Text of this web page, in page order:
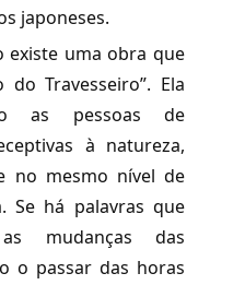
japoneses.
existe uma obra que
Travesseiro”. Ela
as pessoas de
à natureza,
no mesmo nível de
Se há palavras que
mudanças das
o passar das horas